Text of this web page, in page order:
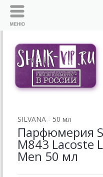
SILVANA - 50 мл
Парфюмерия
M843 Lacoste
Men 50 мл